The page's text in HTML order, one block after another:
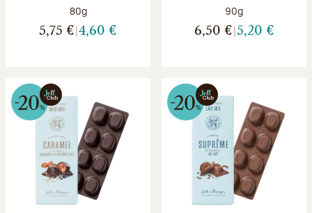
Poids net :
80g
5,75 € 4,60 €
Poids net :
90g
6,50 € 5,20 €